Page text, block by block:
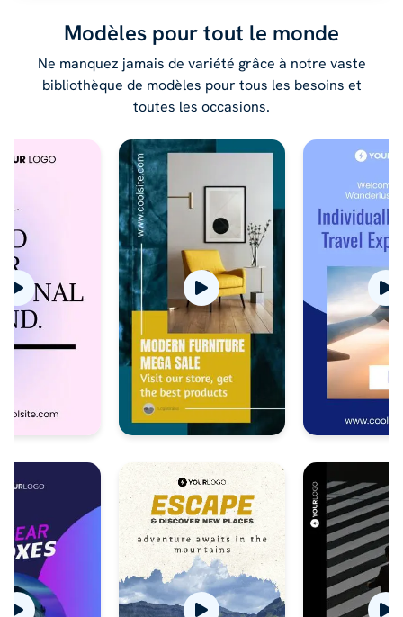
Modèles pour tout le monde
Ne manquez jamais de variété grâce à notre vaste
bibliothèque de modèles pour tous les besoins et
toutes les occasions.